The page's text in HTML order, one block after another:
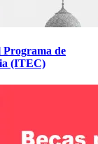
Programa de
(ITEC)